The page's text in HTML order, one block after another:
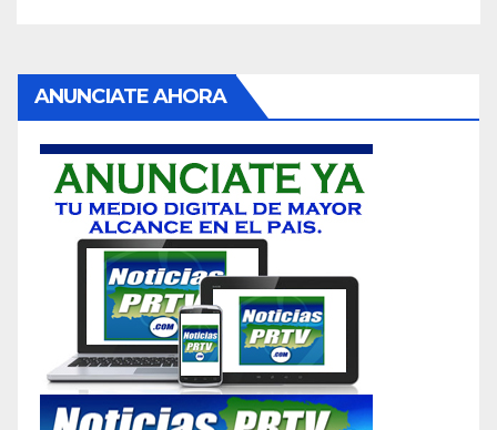
ANUNCIATE AHORA